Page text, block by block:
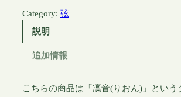
シ
Category: 弦
説明
追加情報
こちらの商品は「凜音(りおん)」という